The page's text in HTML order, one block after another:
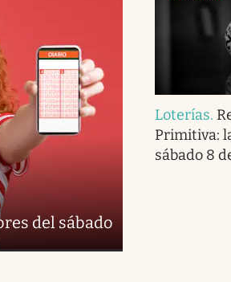
del sábado
Loterías.
Primitiva:
sábado 8